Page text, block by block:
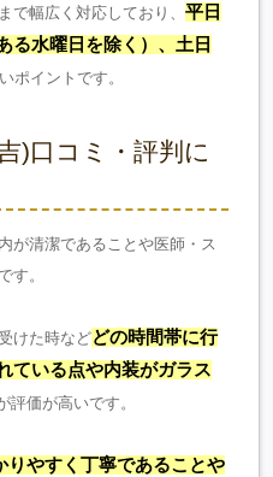
で幅広く対応しており、平日
る水曜日を除く）、土日
ポイントです。
)口コミ・評判に
が清潔であることや医師・ス
す。
けた時などどの時間帯に行
ている点や内装がガラス
評価が高いです。
りやすく丁寧であることや